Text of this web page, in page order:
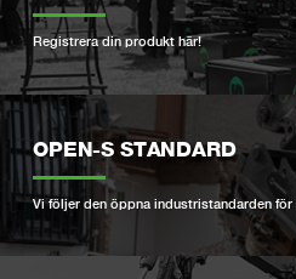
Registrera din produkt här!
OPEN-S STANDARD
Vi följer den öppna industristandarden